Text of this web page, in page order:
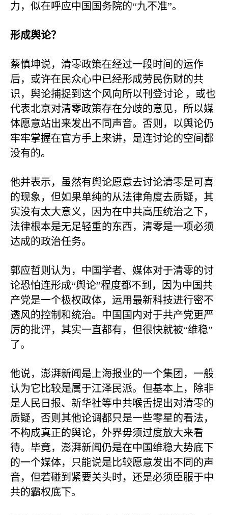
力，似在呼应中国国务院的“九不准”。
形成舆论？
蔡慎坤说，清零政策在经过一段时间的运作
后，或许在民众心中已经形成劳民伤财的共
识，舆论捕捉到这个风向所以刊登讨论 ，或也
代表北京对清零政策存在分歧的意见，所以媒
体愿意站出来发出不同声音。否则，以舆论仍
牢牢掌握在官方手上来讲，是连讨论的空间都
没有的。
他并表示，虽然有舆论愿意去讨论清零是可喜
的现象，但如果单纯的从法律角度去质疑，其
实没有太大意义，因为在中共高压统治之下，
法律根本是无足轻重的东西，清零是一项必须
达成的政治任务。
郭应哲则认为，中国学者、媒体对于清零的讨
论恐怕连形成“舆论”程度都不到，因为中国共
产党是一个极权政体，运用最新科技进行密不
透风的控制和统治。中国国内对于共产党更严
厉的批评，其实一直都有，但很快就被“维稳”
了。
他说，澎湃新闻是上海报业的一个集团，一般
认为它比较是属于江泽民派。但基本上，除非
是人民日报、新华社等中共喉舌提出对清零的
质疑，否则其他论调都只是一些零星的看法，
不构成真正的舆论，外界毋须过度放大来看
待。毕竟，澎湃新闻仍是在中国维稳大势底下
的一个媒体，只能说是比较愿意发出不同的声
音，但若碰到紧要关头时，还是必须臣服于中
共的霸权底下。